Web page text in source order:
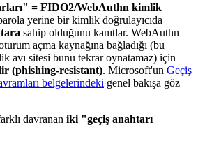
= FIDO2/WebAuthn kimlik
yerine bir kimlik doğrulayıcıda
sahip olduğunu kanıtlar. WebAuthn
açma kaynağına bağladığı (bu
avı sitesi bunu tekrar oynatamaz) için
(phishing-resistant). Microsoft'un Geçiş
belgelerindeki genel bakışa göz
davranan iki "geçiş anahtarı